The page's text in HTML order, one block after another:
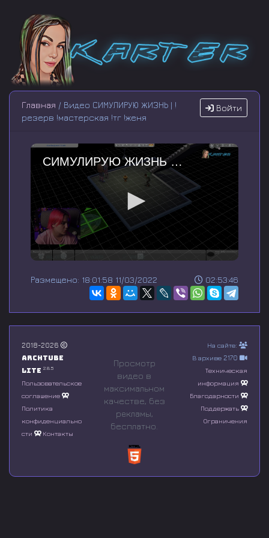
Войти
Главная / Видео СИМУЛИРУЮ ЖИЗНЬ | !
резерв !мастерская !тг !женя
СИМУЛИРУЮ ЖИЗНЬ | !резерв !мастерская !тг !женя
e
n
o
f
0
s
o
n
d
02:53:46
Размещено: 18:01:58 11/03/2022
2018-2026
Archtube
Lite 2.8.5
Пользовательское
соглашение
Политика
конфиденциально
сти
Контакты
Просмотр
видео в
максимальном
качестве, без
рeкламы,
бесплатно.
На сайте:
В архиве 2170
Техническая
информация
Благодарности
Поддержать
Ограничения